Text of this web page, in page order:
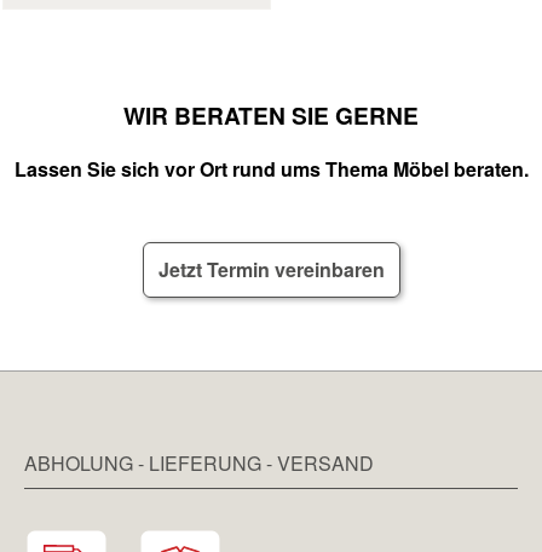
WIR BERATEN SIE GERNE
Lassen Sie sich vor Ort rund ums Thema Möbel beraten.
Jetzt Termin vereinbaren
ABHOLUNG - LIEFERUNG - VERSAND